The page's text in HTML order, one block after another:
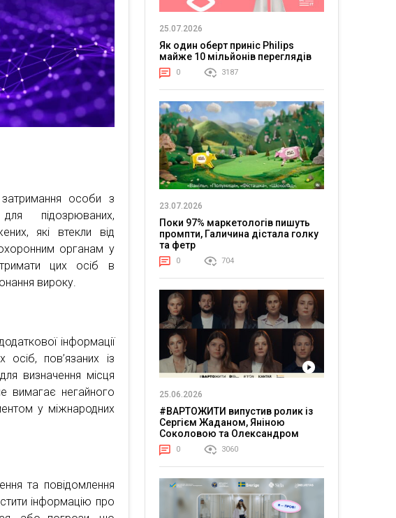
особи з
підозрюваних,
які втекли від
органам у
цих осіб в
вироку.
інформації
осіб, пов’язаних із
визначення місця
вимагає негайного
у міжнародних
та повідомлення
інформацію про
25.07.2026
Як один оберт приніс Philips
майже 10 мільйонів переглядів
0 3187
23.07.2026
Поки 97% маркетологів пишуть
промпти, Галичина дістала голку
та фетр
0 704
25.06.2026
#ВАРТОЖИТИ випустив ролик із
Сергієм Жаданом, Яніною
Соколовою та Олександром
Тереном про життя в постійній
напрузі
0 3060